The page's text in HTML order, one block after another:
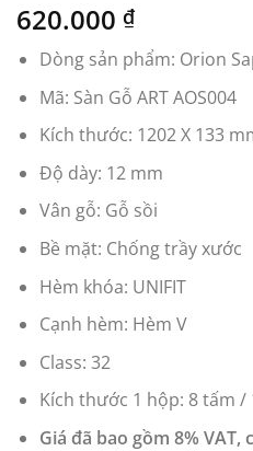
620.000 ₫
Dòng sản phẩm: Orion
Mã: Sàn Gỗ ART AOS004
Kích thước: 1202 X 133
Độ dày: 12 mm
Vân gỗ: Gỗ sồi
Bề mặt: Chống trầy xước
Hèm khóa: UNIFIT
Cạnh hèm: Hèm V
Class: 32
Kích thước 1 hộp: 8 tấm /
Giá đã bao gồm 8%